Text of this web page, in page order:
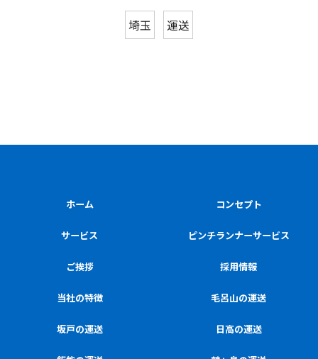
埼玉 運送
ホーム コンセプト
サービス ピンチランナーサービス
ご挨拶 採用情報
当社の特徴 毛呂山の運送
坂戸の運送 日高の運送